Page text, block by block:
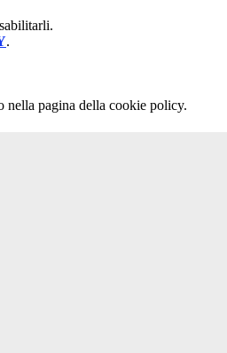
.
nella pagina della cookie policy.